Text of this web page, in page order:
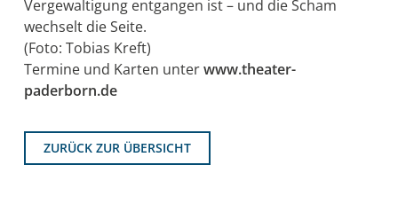
Vergewaltigung entgangen ist – und die Scham
wechselt die Seite.
(Foto: Tobias Kreft)
Termine und Karten unterwww.theater-
paderborn.de
ZURÜCK ZUR ÜBERSICHT